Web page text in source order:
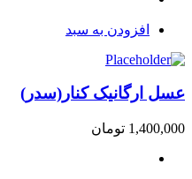
افزودن به سبد
عسل ارگانیک کنار(سدر)
1,400,000 تومان